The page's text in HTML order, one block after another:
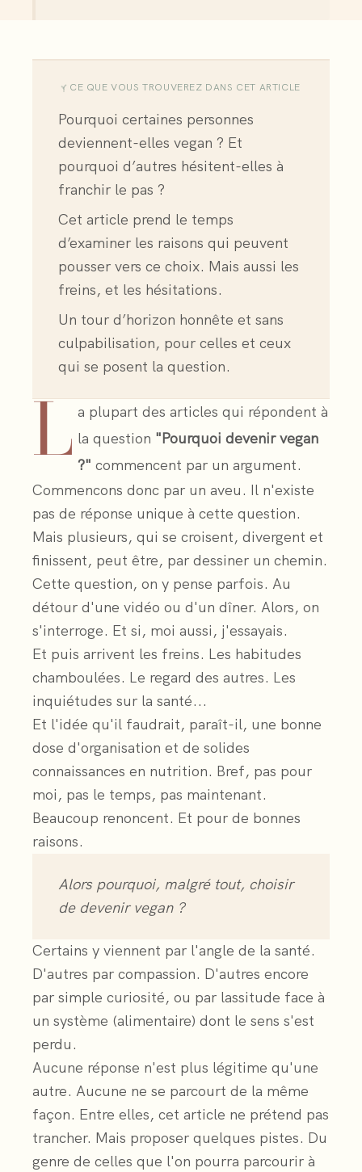
CE QUE VOUS TROUVEREZ DANS CET ARTICLE
Pourquoi certaines personnes
deviennent-elles vegan ? Et
pourquoi d’autres hésitent-elles à
franchir le pas ?
Cet article prend le temps
d’examiner les raisons qui peuvent
pousser vers ce choix. Mais aussi les
freins, et les hésitations.
Un tour d’horizon honnête et sans
culpabilisation, pour celles et ceux
qui se posent la question.
L a plupart des articles qui répondent à
la question "Pourquoi devenir vegan
?" commencent par un argument.
Commencons donc par un aveu. Il n'existe
pas de réponse unique à cette question.
Mais plusieurs, qui se croisent, divergent et
finissent, peut être, par dessiner un chemin.
Cette question, on y pense parfois. Au
détour d'une vidéo ou d'un dîner. Alors, on
s'interroge. Et si, moi aussi, j'essayais.
Et puis arrivent les freins. Les habitudes
chamboulées. Le regard des autres. Les
inquiétudes sur la santé...
Et l'idée qu'il faudrait, paraît-il, une bonne
dose d'organisation et de solides
connaissances en nutrition. Bref, pas pour
moi, pas le temps, pas maintenant.
Beaucoup renoncent. Et pour de bonnes
raisons.
Alors pourquoi, malgré tout, choisir
de devenir vegan ?
Certains y viennent par l'angle de la santé.
D'autres par compassion. D'autres encore
par simple curiosité, ou par lassitude face à
un système (alimentaire) dont le sens s'est
perdu.
Aucune réponse n'est plus légitime qu'une
autre. Aucune ne se parcourt de la même
façon. Entre elles, cet article ne prétend pas
trancher. Mais proposer quelques pistes. Du
genre de celles que l'on pourra parcourir à